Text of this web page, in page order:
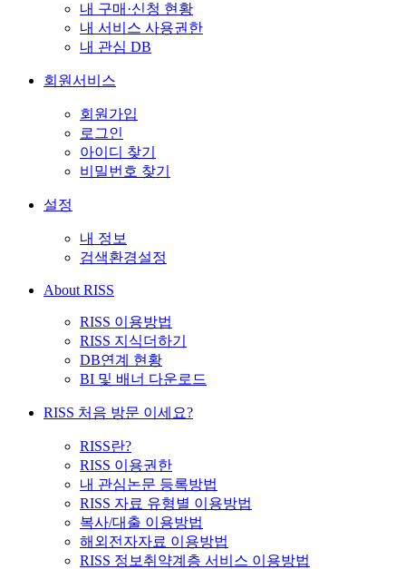
내 구매·신청 현황
내 서비스 사용권한
내 관심 DB
회원서비스
회원가입
로그인
아이디 찾기
비밀번호 찾기
설정
내 정보
검색환경설정
About RISS
RISS 이용방법
RISS 지식더하기
DB연계 현황
BI 및 배너 다운로드
RISS 처음 방문 이세요?
RISS란?
RISS 이용권한
내 관심논문 등록방법
RISS 자료 유형별 이용방법
복사/대출 이용방법
해외전자자료 이용방법
RISS 정보취약계층 서비스 이용방법